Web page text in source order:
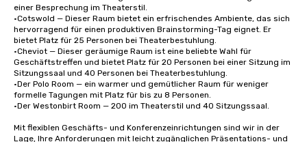
einer Besprechung im Theaterstil.
•Cotswold — Dieser Raum bietet ein erfrischendes Ambiente, das sich
hervorragend für einen produktiven Brainstorming-Tag eignet. Er
bietet Platz für 25 Personen bei Theaterbestuhlung.
•Cheviot — Dieser geräumige Raum ist eine beliebte Wahl für
Geschäftstreffen und bietet Platz für 20 Personen bei einer Sitzung im
Sitzungssaal und 40 Personen bei Theaterbestuhlung.
•Der Polo Room — ein warmer und gemütlicher Raum für weniger
formelle Tagungen mit Platz für bis zu 8 Personen.
•Der Westonbirt Room — 200 im Theaterstil und 40 Sitzungssaal.
Mit flexiblen Geschäfts- und Konferenzeinrichtungen sind wir in der
Lage, Ihre Anforderungen mit leicht zugänglichen Präsentations- und